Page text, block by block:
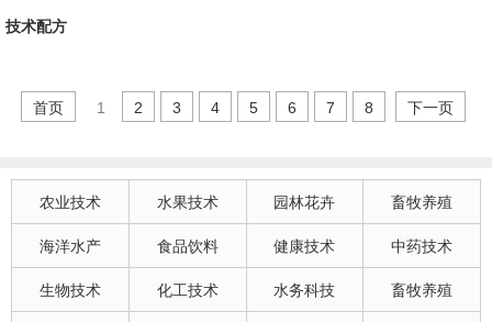
技术配方
首页 1 2 3 4 5 6 7 8 下一页
农业技术 水果技术 园林花卉 畜牧养殖
海洋水产 食品饮料 健康技术 中药技术
生物技术 化工技术 水务科技 畜牧养殖